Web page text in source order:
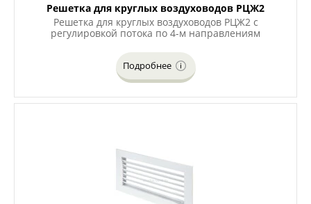
Решетка для круглых воздуховодов РЦЖ2
Решетка для круглых воздуховодов РЦЖ2 с
регулировкой потока по 4-м направлениям
Подробнее